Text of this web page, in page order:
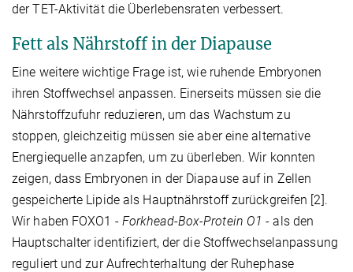
der TET-Aktivität die Überlebensraten verbessert.
Fett als Nährstoff in der Diapause
Eine weitere wichtige Frage ist, wie ruhende Embryonen
ihren Stoffwechsel anpassen. Einerseits müssen sie die
Nährstoffzufuhr reduzieren, um das Wachstum zu
stoppen, gleichzeitig müssen sie aber eine alternative
Energiequelle anzapfen, um zu überleben. Wir konnten
zeigen, dass Embryonen in der Diapause auf in Zellen
gespeicherte Lipide als Hauptnährstoff zurückgreifen [2].
Wir haben FOXO1 - Forkhead-Box-Protein O1 - als den
Hauptschalter identifiziert, der die Stoffwechselanpassung
reguliert und zur Aufrechterhaltung der Ruhephase